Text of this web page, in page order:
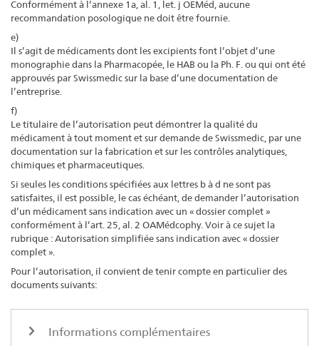
Conformément à l’annexe 1a, al. 1, let. j OEMéd, aucune
recommandation posologique ne doit être fournie.
e)
Il s’agit de médicaments dont les excipients font l’objet d’une
monographie dans la Pharmacopée, le HAB ou la Ph. F. ou qui ont été
approuvés par Swissmedic sur la base d’une documentation de
l’entreprise.
f)
Le titulaire de l’autorisation peut démontrer la qualité du
médicament à tout moment et sur demande de Swissmedic, par une
documentation sur la fabrication et sur les contrôles analytiques,
chimiques et pharmaceutiques.
Si seules les conditions spécifiées aux lettres b à d ne sont pas
satisfaites, il est possible, le cas échéant, de demander l’autorisation
d’un médicament sans indication avec un « dossier complet »
conformément à l’art. 25, al. 2 OAMédcophy. Voir à ce sujet la
rubrique : Autorisation simplifiée sans indication avec « dossier
complet ».
Pour l’autorisation, il convient de tenir compte en particulier des
documents suivants:
Informations complémentaires